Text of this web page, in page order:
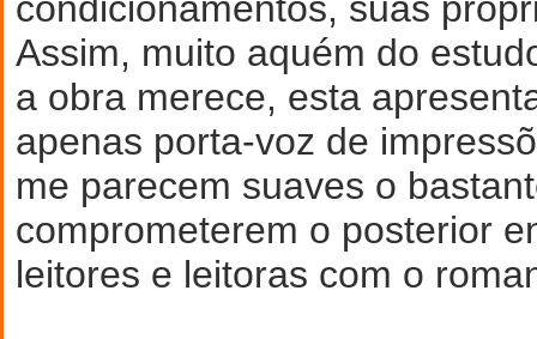
Assim, muito aquém do
a obra merece, esta
apenas porta-voz de
me parecem suaves o
comprometerem o posterior
leitores e leitoras com o